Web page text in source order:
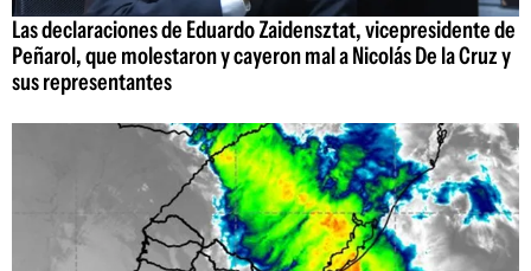
Las declaraciones de Eduardo Zaidensztat, vicepresidente de
Peñarol, que molestaron y cayeron mal a Nicolás De la Cruz y
sus representantes